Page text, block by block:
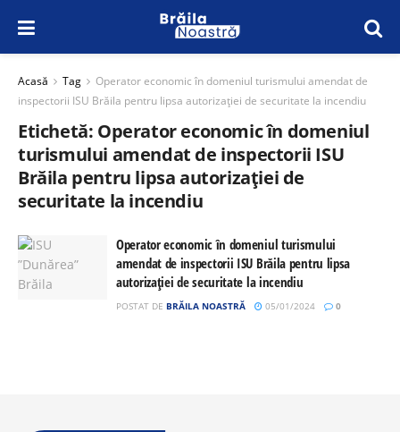
Acasă Tag
Operator economic în domeniul turismului amendat de
inspectorii ISU Brăila pentru lipsa autorizației de securitate la incendiu
Etichetă: Operator economic în domeniul
turismului amendat de inspectorii ISU
Brăila pentru lipsa autorizației de
securitate la incendiu
Operator economic în domeniul turismului
amendat de inspectorii ISU Brăila pentru lipsa
autorizației de securitate la incendiu
POSTAT DE BRĂILA NOASTRĂ 05/01/2024 0